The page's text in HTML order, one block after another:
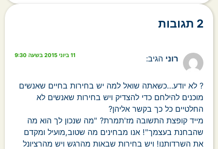
2 תגובות
רוני הגיב: 11 ביוני 2015 בשעה 9:30
? לא יודע…כשאתה שואל למה יש בחירות בחיים שאנשים
מוכנים להילחם כדי להצדיק ויש בחירות שאנשים לא
החלטיים כל כך בקשר אליהן?
מייד קופצת התשובה מז'תמרת? "מה שנכון לך הוא מה
שהבחנת בעצמך"! אנו מבחינים מה שטוב,מועיל ומקדם
את השרדותנו! ויש בחירות שבאות מהרגש ויש מהרציונל